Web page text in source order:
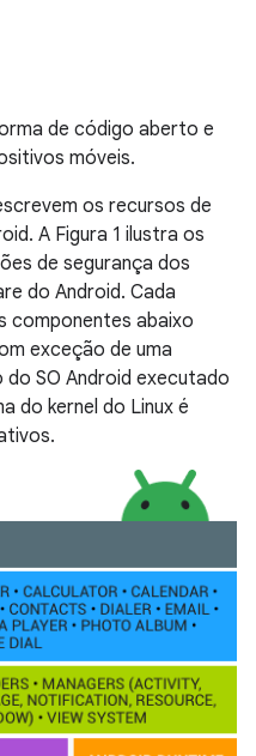
de código aberto e
móveis.
os recursos de
A Figura 1 ilustra os
de segurança dos
do Android. Cada
componentes abaixo
exceção de uma
SO Android executado
do kernel do Linux é